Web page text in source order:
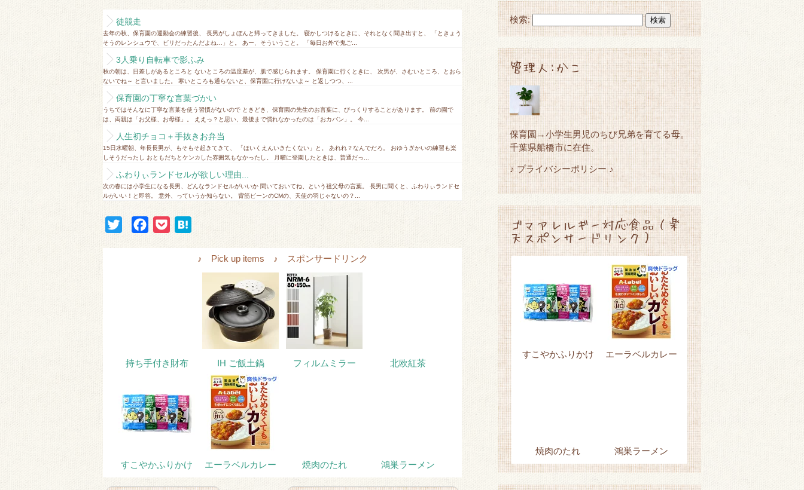
徒競走
去年の秋、保育園の運動会の練習後、 長男がしょぼんと帰ってきました。 寝かしつけるときに、それとなく聞き出すと、 「ときょう
そうのレンシュウで、ビリだったんだよね…」と。 あー、そういうこと。 「毎日お外で鬼ご...
3人乗り自転車で影ふみ
秋の朝は、日差しがあるところと ないところの温度差が、肌で感じられます。 保育園に行くときに、 次男が、さむいところ、とおら
ないでね～ と言いました。 寒いところも通らないと、保育園に行けないよ～ と返しつつ、...
保育園の丁寧な言葉づかい
うちではそんなに丁寧な言葉を使う習慣がないので ときどき、保育園の先生のお言葉に、びっくりすることがあります。 前の園で
は、両親は「お父様、お母様」。 ええっ？と思い、最後まで慣れなかったのは「おカバン」。 今...
人生初チョコ＋手抜きお弁当
15日水曜朝、年長長男が、もそもそ起きてきて、 「ほいくえんいきたくない」と。 あれれ？なんでだろ。 おゆうぎかいの練習も楽
しそうだったし おともだちとケンカした雰囲気もなかったし。 月曜に登園したときは、普通だっ...
ふわりぃランドセルが欲しい理由...
次の春には小学生になる長男、どんなランドセルがいいか 聞いておいてね、という祖父母の言葉。 長男に聞くと、ふわりぃランドセ
ルがいい！と即答。 意外、っていうか知らない。 背筋ピーンのCMの、天使の羽じゃないの？...
♪ Pick up items ♪ スポンサードリンク
持ち手付き財布 IH ご飯土鍋 フィルムミラー 北欧紅茶
すこやかふりかけ エーラベルカレー 焼肉のたれ 鴻巣ラーメン
検索:
管理人:かこ
保育園→小学生男児のちび兄弟を育てる母。
千葉県船橋市に在住。
♪ プライバシーポリシー ♪
ゴマアレルギー対応食品（楽
天スポンサードリンク）
すこやかふりかけ エーラベルカレー
焼肉のたれ 鴻巣ラーメン